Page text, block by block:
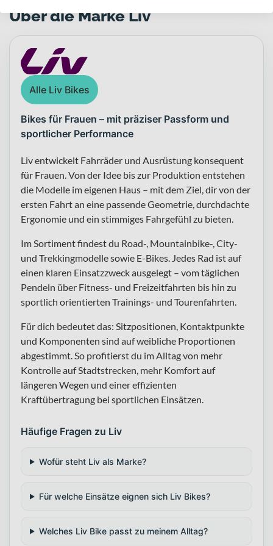
Über die Marke Liv
Alle Liv Bikes
Bikes für Frauen – mit präziser Passform und
sportlicher Performance
Liv entwickelt Fahrräder und Ausrüstung konsequent
für Frauen. Von der Idee bis zur Produktion entstehen
die Modelle im eigenen Haus – mit dem Ziel, dir von der
ersten Fahrt an eine passende Geometrie, durchdachte
Ergonomie und ein stimmiges Fahrgefühl zu bieten.
Im Sortiment findest du Road-, Mountainbike-, City-
und Trekkingmodelle sowie E-Bikes. Jedes Rad ist auf
einen klaren Einsatzzweck ausgelegt – vom täglichen
Pendeln über Fitness- und Freizeitfahrten bis hin zu
sportlich orientierten Trainings- und Tourenfahrten.
Für dich bedeutet das: Sitzpositionen, Kontaktpunkte
und Komponenten sind auf weibliche Proportionen
abgestimmt. So profitierst du im Alltag von mehr
Kontrolle auf Stadtstrecken, mehr Komfort auf
längeren Wegen und einer effizienten
Kraftübertragung bei sportlichen Einsätzen.
Häufige Fragen zu Liv
Wofür steht Liv als Marke?
Für welche Einsätze eignen sich Liv Bikes?
Welches Liv Bike passt zu meinem Alltag?